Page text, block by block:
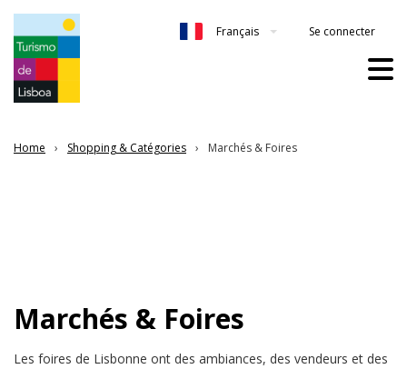
Français Se connecter
Home Shopping & Catégories Marchés & Foires
Marchés & Foires
Les foires de Lisbonne ont des ambiances, des vendeurs et des